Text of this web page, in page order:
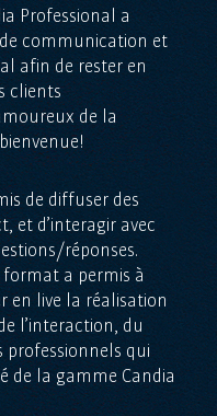
Professional a
communication et
afin de rester en
clients
de la
de diffuser des
et d’interagir avec
réponses.
a permis à
en live la réalisation
l’interaction, du
professionnels qui
de la gamme Candia